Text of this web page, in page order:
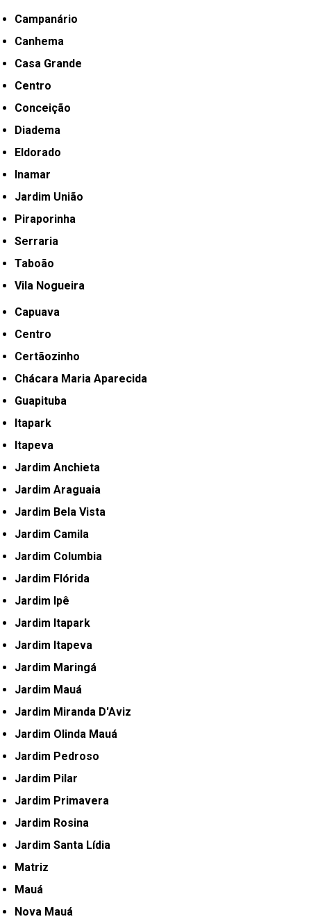
Campanário
Canhema
Casa Grande
Centro
Conceição
Diadema
Eldorado
Inamar
Jardim União
Piraporinha
Serraria
Taboão
Vila Nogueira
Capuava
Centro
Certãozinho
Chácara Maria Aparecida
Guapituba
Itapark
Itapeva
Jardim Anchieta
Jardim Araguaia
Jardim Bela Vista
Jardim Camila
Jardim Columbia
Jardim Flórida
Jardim Ipê
Jardim Itapark
Jardim Itapeva
Jardim Maringá
Jardim Mauá
Jardim Miranda D'Aviz
Jardim Olinda Mauá
Jardim Pedroso
Jardim Pilar
Jardim Primavera
Jardim Rosina
Jardim Santa Lídia
Matriz
Mauá
Nova Mauá